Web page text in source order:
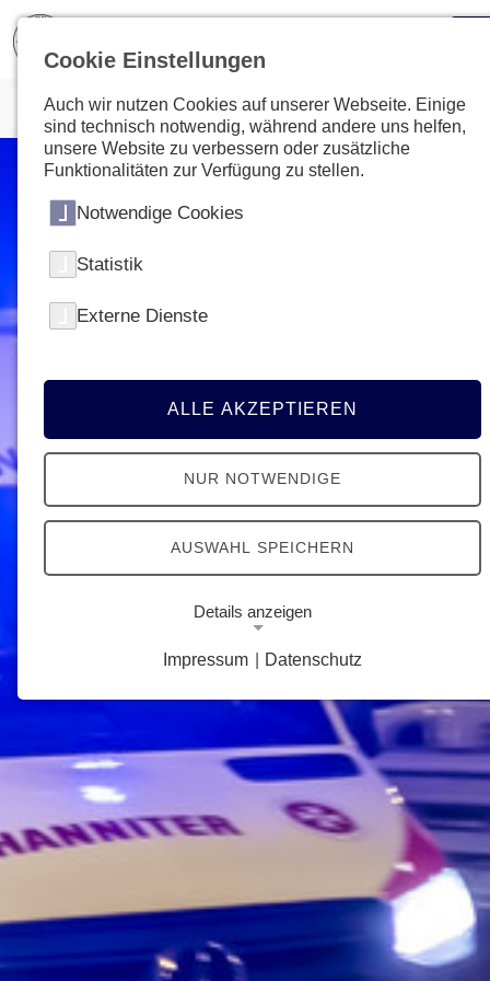
Cookie Einstellungen
Auch wir nutzen Cookies auf unserer Webseite. Einige
sind technisch notwendig, während andere uns helfen,
unsere Website zu verbessern oder zusätzliche
Funktionalitäten zur Verfügung zu stellen.
Notwendige Cookies
Statistik
Externe Dienste
ALLE AKZEPTIEREN
NUR NOTWENDIGE
AUSWAHL SPEICHERN
Details anzeigen
Notwendige Cookies ermöglichen grundlegende
Funktionen und sind für die einwandfreie Funktion
der Website erforderlich.
Google Analytics Opt-Out-Cookie
Name:
Zweck:
Einverständnisoption bezüglich Google Analytics
Impressum Datenschutz